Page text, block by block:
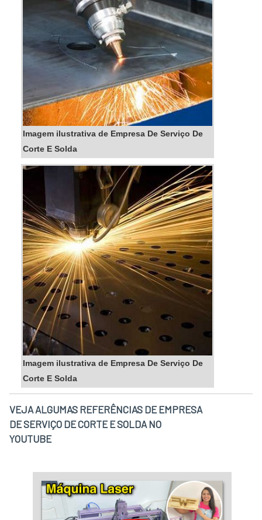
Imagem ilustrativa de Empresa De Serviço De
Corte E Solda
Imagem ilustrativa de Empresa De Serviço De
Corte E Solda
VEJA ALGUMAS REFERÊNCIAS DE EMPRESA
DE SERVIÇO DE CORTE E SOLDA NO
YOUTUBE